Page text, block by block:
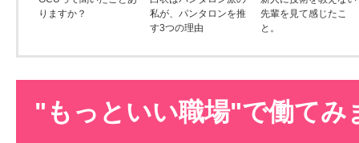
りますか？
私が、パンタロンを推
す3つの理由
先輩を見て感じたこ
と。
"もっといい職場"で働てみ